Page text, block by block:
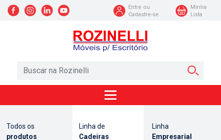
Entre ou
Cadastre-se
Minha
Lista
Todos os
produtos
Linha de
Cadeiras
Linha
Empresarial